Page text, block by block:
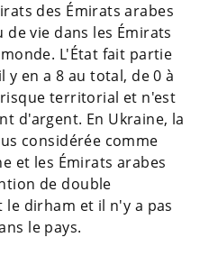
des Émirats arabes
vie dans les Émirats
L'État fait partie
y en a 8 au total, de 0 à
risque territorial et n'est
d'argent. En Ukraine, la
considérée comme
et les Émirats arabes
de double
dirham et il n'y a pas
le pays.